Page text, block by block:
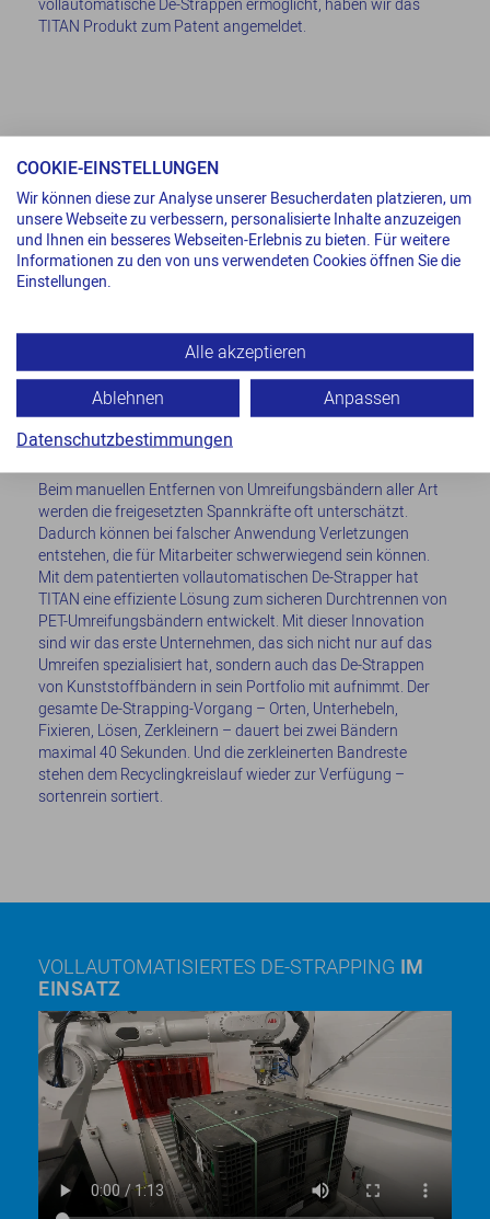
TITAN Produkt zum Patent angemeldet.
Beim manuellen Entfernen von Umreifungsbändern aller Art
werden die freigesetzten Spannkräfte oft unterschätzt.
Dadurch können bei falscher Anwendung Verletzungen
entstehen, die für Mitarbeiter schwerwiegend sein können.
Mit dem patentierten vollautomatischen De-Strapper hat
TITAN eine effiziente Lösung zum sicheren Durchtrennen von
PET-Umreifungsbändern entwickelt. Mit dieser Innovation
sind wir das erste Unternehmen, das sich nicht nur auf das
Umreifen spezialisiert hat, sondern auch das De-Strappen
von Kunststoffbändern in sein Portfolio mit aufnimmt. Der
gesamte De-Strapping-Vorgang – Orten, Unterhebeln,
Fixieren, Lösen, Zerkleinern – dauert bei zwei Bändern
maximal 40 Sekunden. Und die zerkleinerten Bandreste
stehen dem Recyclingkreislauf wieder zur Verfügung –
sortenrein sortiert.
VOLLAUTOMATISIERTES DE-STRAPPING IM
EINSATZ
Datenschutzbestimmungen
COOKIE-EINSTELLUNGEN
Wir können diese zur Analyse unserer Besucherdaten platzieren, um
unsere Webseite zu verbessern, personalisierte Inhalte anzuzeigen
und Ihnen ein besseres Webseiten-Erlebnis zu bieten. Für weitere
Informationen zu den von uns verwendeten Cookies öffnen Sie die
Einstellungen.
Alle akzeptieren
Ablehnen
Anpassen